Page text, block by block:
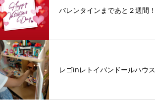
バレンタインまであと２週間！
レゴinレトイバンドールハウス